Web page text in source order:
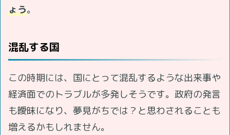
ょう。
混乱する国
この時期には、国にとって混乱するような出来事や
経済面でのトラブルが多発しそうです。政府の発言
も曖昧になり、夢見がちでは？と思わされることも
増えるかもしれません。